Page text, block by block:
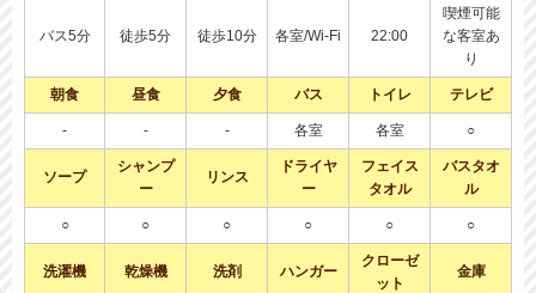
バス5分 徒歩5分 徒歩10分 各室/Wi-Fi 22:00
喫煙可能
な客室あ
り
朝食 昼食 夕食 バス トイレ テレビ
- - - 各室 各室 ○
ソープ
シャンプ
ー
リンス
ドライヤ
ー
フェイス
タオル
バスタオ
ル
○ ○ ○ ○ ○ ○
洗濯機 乾燥機 洗剤 ハンガー
クローゼ
ット
金庫